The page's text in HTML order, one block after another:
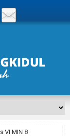
VI MIN 8